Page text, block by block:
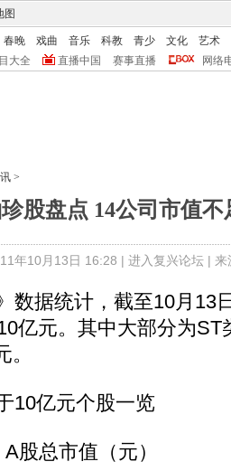
图
春晚 戏曲 音乐 科教 青少 文化
艺术
大全 直播中国 赛事直播 网络
>
股盘点 14公司市值不
年10月13日 16:28 | 进入复兴论坛| 来
据统计，截至10月13
亿元。其中大部分为ST
亿元个股一览
总市值（元）